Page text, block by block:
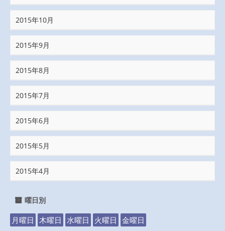
2015年10月
2015年9月
2015年8月
2015年7月
2015年6月
2015年5月
2015年4月
曜日別
月曜日 木曜日 水曜日 火曜日 金曜日